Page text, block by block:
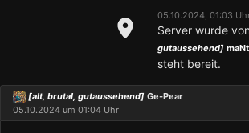
05.10.2024, 01:03
Server wurde von
gutaussehend] maNt
steht bereit.
[alt, brutal, gutaussehend] Ge-Pear
05.10.2024 um 01:04 Uhr